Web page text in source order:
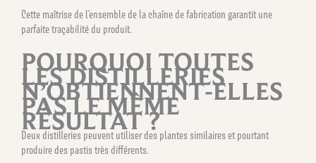
Cette maîtrise de l’ensemble de la chaîne de fabrication garantit une
parfaite traçabilité du produit.
POURQUOI TOUTES
LES DISTILLERIES
N’OBTIENNENT-ELLES
PAS LE MÊME
RÉSULTAT ?
Deux distilleries peuvent utiliser des plantes similaires et pourtant
produire des pastis très différents.